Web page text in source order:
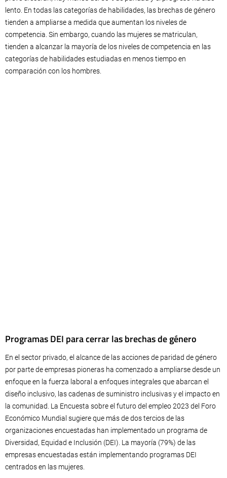
lento. En todas las categorías de habilidades, las brechas de género
tienden a ampliarse a medida que aumentan los niveles de
competencia. Sin embargo, cuando las mujeres se matriculan,
tienden a alcanzar la mayoría de los niveles de competencia en las
categorías de habilidades estudiadas en menos tiempo en
comparación con los hombres.
Programas DEI para cerrar las brechas de género
En el sector privado, el alcance de las acciones de paridad de género
por parte de empresas pioneras ha comenzado a ampliarse desde un
enfoque en la fuerza laboral a enfoques integrales que abarcan el
diseño inclusivo, las cadenas de suministro inclusivas y el impacto en
la comunidad. La Encuesta sobre el futuro del empleo 2023 del Foro
Económico Mundial sugiere que más de dos tercios de las
organizaciones encuestadas han implementado un programa de
Diversidad, Equidad e Inclusión (DEI). La mayoría (79%) de las
empresas encuestadas están implementando programas DEI
centrados en las mujeres.